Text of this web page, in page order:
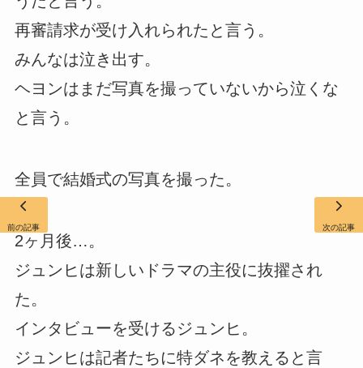
再審請求が受け入れられたと言う。
みんなは泣き出す。
ヘヨンはまだ写真を撮っていないから泣くな
と言う。
全員で結婚式の写真を撮った。
2ヶ月後…。
ジュンヒは新しいドラマの主役に抜擢され
た。
インタビューを受けるジュンヒ。
ジュンヒは記者たちに特ダネを教えると言
前の記事 次の記事